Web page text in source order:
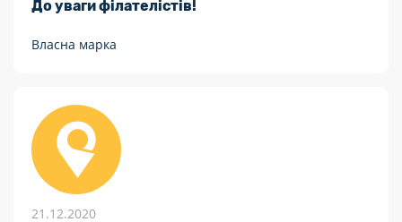
До уваги філателістів!
Власна марка
21.12.2020